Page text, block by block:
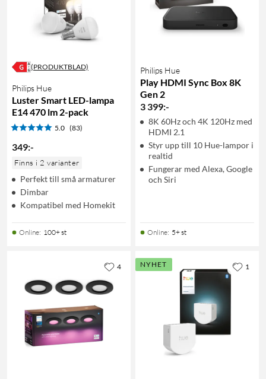
(PRODUKTBLAD)
Philips Hue
Luster Smart LED-lampa
E14 470 lm 2-pack
5.0 (83)
349:-
Finns i 2 varianter
Perfekt till små armaturer
Dimbar
Kompatibel med Homekit
Online: 100+ st
Philips Hue
Play HDMI Sync Box 8K
Gen 2
3 399:-
8K 60Hz och 4K 120Hz med
HDMI 2.1
Styr upp till 10 Hue-lampor i
realtid
Fungerar med Alexa, Google
och Siri
Online: 5+ st
4 NYHET 1